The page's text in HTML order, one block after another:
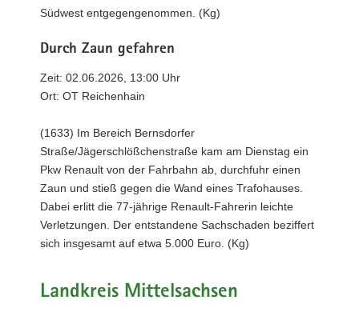
Südwest entgegengenommen. (Kg)
Durch Zaun gefahren
Zeit: 02.06.2026, 13:00 Uhr
Ort: OT Reichenhain
(1633) Im Bereich Bernsdorfer
Straße/Jägerschlößchenstraße kam am Dienstag ein
Pkw Renault von der Fahrbahn ab, durchfuhr einen
Zaun und stieß gegen die Wand eines Trafohauses.
Dabei erlitt die 77-jährige Renault-Fahrerin leichte
Verletzungen. Der entstandene Sachschaden beziffert
sich insgesamt auf etwa 5.000 Euro. (Kg)
Landkreis Mittelsachsen